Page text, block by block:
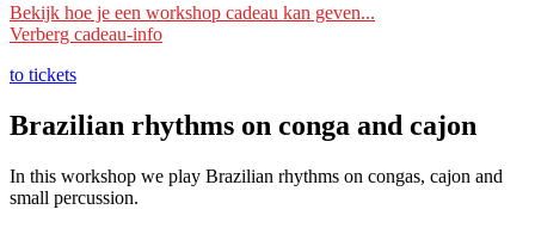
Ik wil deze workshop als cadeau geven
en vermeld bij ‘Opmerking’ voor wie het is. Wij reserveren dan een
Je kunt ook ‘datum nog te kiezen‘ erbij vermelden. Wij reserveren
doorgeeft om mee te doen.
Bekijk hoe je een workshop cadeau kan geven...
Verberg cadeau-info
to tickets
Brazilian rhythms on conga and cajon
In this workshop we play Brazilian rhythms on congas, cajon and
small percussion.